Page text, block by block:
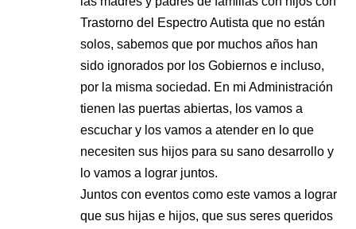
Trastorno del Espectro Autista que no están
solos, sabemos que por muchos años han
sido ignorados por los Gobiernos e incluso,
por la misma sociedad. En mi Administración
tienen las puertas abiertas, los vamos a
escuchar y los vamos a atender en lo que
necesiten sus hijos para su sano desarrollo y
lo vamos a lograr juntos.
Juntos con eventos como este vamos a lograr
que sus hijas e hijos, que sus seres queridos